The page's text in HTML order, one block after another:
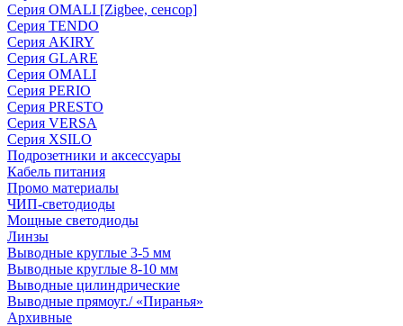
Серия OMALI [Zigbee, сенсор]
Серия TENDO
Серия AKIRY
Серия GLARE
Серия OMALI
Серия PERIO
Серия PRESTO
Серия VERSA
Серия XSILO
Подрозетники и аксессуары
Кабель питания
Промо материалы
ЧИП-светодиоды
Мощные светодиоды
Линзы
Выводные круглые 3-5 мм
Выводные круглые 8-10 мм
Выводные цилиндрические
Выводные прямоуг./ «Пиранья»
Архивные